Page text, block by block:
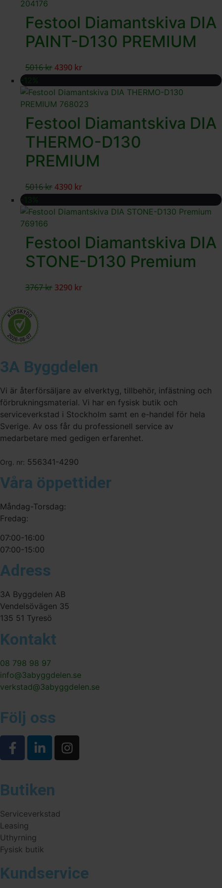
Festool Diamantskiva DIA
PAINT-D130 PREMIUM
5016kr4390 kr
-12%
Festool Diamantskiva DIA
THERMO-D130
PREMIUM
5016kr4390 kr
-13%
Festool Diamantskiva DIA
STONE-D130 Premium
3767kr 3290 kr
3A Byggdelen
Vi är återförsäljare av elverktyg, tillbehör, infästning och
förbrukningsmaterial. Vi har en fysisk butik och
serviceverkstad i Stockholm samt en e-handel för hela
Sverige. Av oss får du professionell service av
medarbetare med gedigen erfarenhet.
Org. nr: 556341-4290
Våra öppettider
Måndag-Torsdag:
Fredag:
07:00-16:00
07:00-15:00
Adress
3A Byggdelen AB
Vendelsövägen 35
135 51 Tyresö
Kontakt
08 798 98 97
info@3abyggdelen.se
verkstad@3abyggdelen.se
Följ oss
Butiken
Serviceverkstad
Leasing
Uthyrning
Fysisk butik
Kundservice